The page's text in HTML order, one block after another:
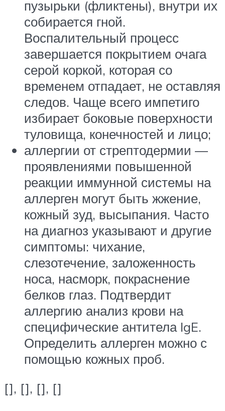
пузырьки (фликтены), внутри их
собирается гной.
Воспалительный процесс
завершается покрытием очага
серой коркой, которая со
временем отпадает, не оставляя
следов. Чаще всего импетиго
избирает боковые поверхности
туловища, конечностей и лицо;
аллергии от стрептодермии —
проявлениями повышенной
реакции иммунной системы на
аллерген могут быть жжение,
кожный зуд, высыпания. Часто
на диагноз указывают и другие
симптомы: чихание,
слезотечение, заложенность
носа, насморк, покраснение
белков глаз. Подтвердит
аллергию анализ крови на
специфические антитела IgE.
Определить аллерген можно с
помощью кожных проб.
[], [], [], []